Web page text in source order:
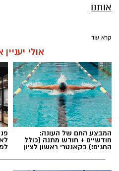
אותנו
קרא עוד
אולי
המבצע החם של העונה:
חודשיים + חודש מתנה (כולל
החגים!) בקאנטרי ראשון לציון